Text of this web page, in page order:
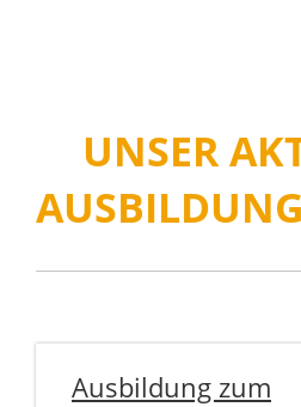
UNSER
Ausbildung zum